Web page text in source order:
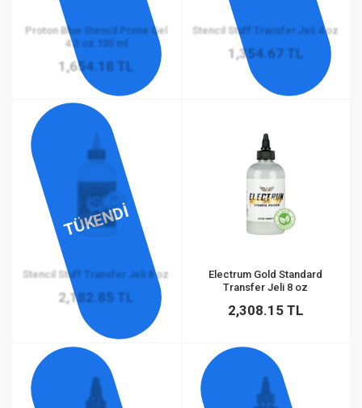
Proton Blue Stencil Prime Gel
4.3 oz 135 ml
1,654.18 TL
Stencil Stuff Transfer Jeli 4 oz
1,354.67 TL
TÜKENDİ
Stencil Stuff Transfer Jeli 8 oz
2,182.85 TL
Electrum Gold Standard
Transfer Jeli 8 oz
2,308.15 TL